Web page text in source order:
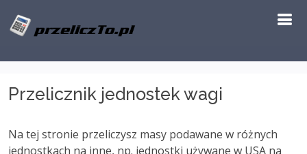
Przelicznik jednostek wagi
Na tej stronie przeliczysz masy podawane w różnych
jednostkach na inne, np. jednostki używane w USA na